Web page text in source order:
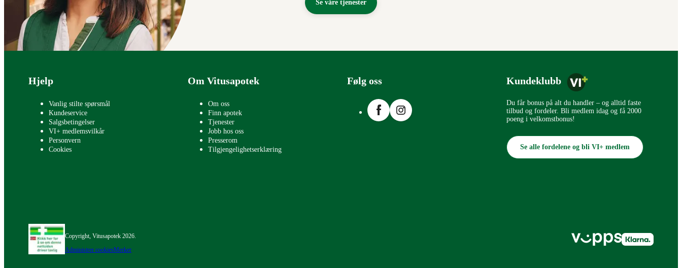
Se våre tjenester
Bunntekst
Hjelp
Vanlig stilte spørsmål
Kundeservice
Salgsbetingelser
VI+ medlemsvilkår
Personvern
Cookies
Om Vitusapotek
Om oss
Finn apotek
Tjenester
Jobb hos oss
Presserom
Tilgjengelighetserklæring
Følg oss
FacebookInstagram
Kundeklubb
Du får bonus på alt du handler – og alltid faste
tilbud og fordeler. Bli medlem idag og få 2000
poeng i velkomstbonus!
Se alle fordelene og bli VI+ medlem
Copyright, Vitusapotek 2026.
Administrer cookiesMerker